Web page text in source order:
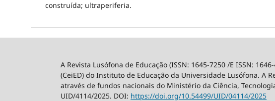
construída; ultraperiferia.
A Revista Lusófona de Educação (ISSN: 1645-7250 /E ISSN:
(CeiED) do Instituto de Educação da Universidade Lusófona. A
através de fundos nacionais do Ministério da Ciência,
UID/4114/2025. DOI: https://doi.org/10.54499/UID/04114/2025